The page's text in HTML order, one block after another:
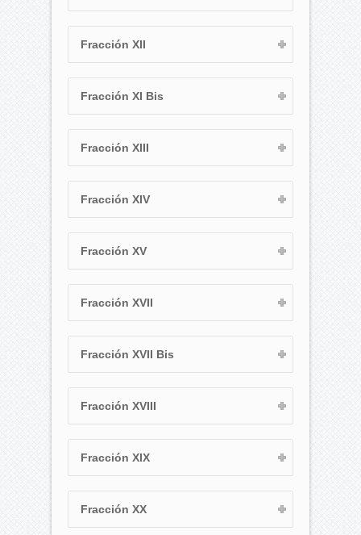
Fracción XII
Fracción XI Bis
Fracción XIII
Fracción XIV
Fracción XV
Fracción XVII
Fracción XVII Bis
Fracción XVIII
Fracción XIX
Fracción XX